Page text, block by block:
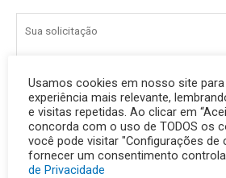
Usamos cookies em nosso site
experiência mais relevante,
e visitas repetidas. Ao clicar em
concorda com o uso de TODOS os
você pode visitar "Configurações de
fornecer um consentimento
de Privacidade